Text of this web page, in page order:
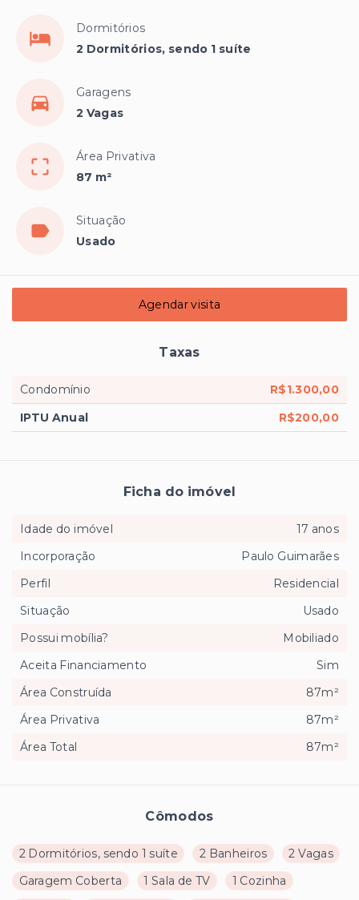
Dormitórios
2 Dormitórios, sendo 1 suíte
Garagens
2 Vagas
Área Privativa
87 m²
Situação
Usado
Cômodos
2 Dormitórios, sendo 1 suíte 2 Banheiros
2 Vagas
Garagem Coberta
1 Sala de TV
1 Cozinha
Agendar visita
Taxas
Condomínio
R$1.300,00
IPTU Anual
R$200,00
Ficha do imóvel
Idade do imóvel
17 anos
Incorporação
Paulo Guimarães
Perfil
Residencial
Situação
Usado
Possui mobília?
Mobiliado
Aceita Financiamento
Sim
Área Construída
87m²
Área Privativa
87m²
Área Total
87m²